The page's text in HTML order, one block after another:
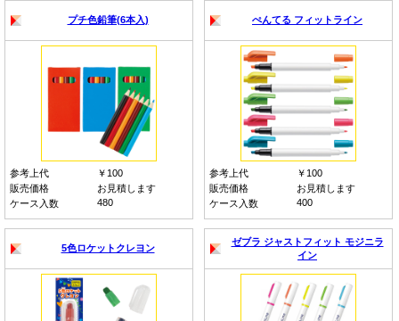
プチ色鉛筆(6本入)
参考上代
￥100
販売価格
お見積します
ケース入数
480
ぺんてる フィットライン
参考上代
￥100
販売価格
お見積します
ケース入数
400
5色ロケットクレヨン
ゼブラ ジャストフィット モジニラ
イン